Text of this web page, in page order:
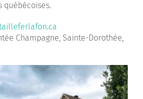
québécoises.
Champagne, Sainte-Dorothée,